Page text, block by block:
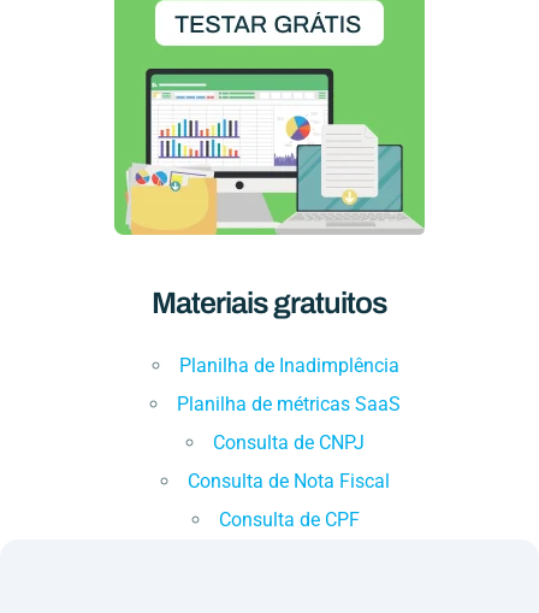
Materiais gratuitos
Planilha de Inadimplência
Planilha de métricas SaaS
Consulta de CNPJ
Consulta de Nota Fiscal
Consulta de CPF